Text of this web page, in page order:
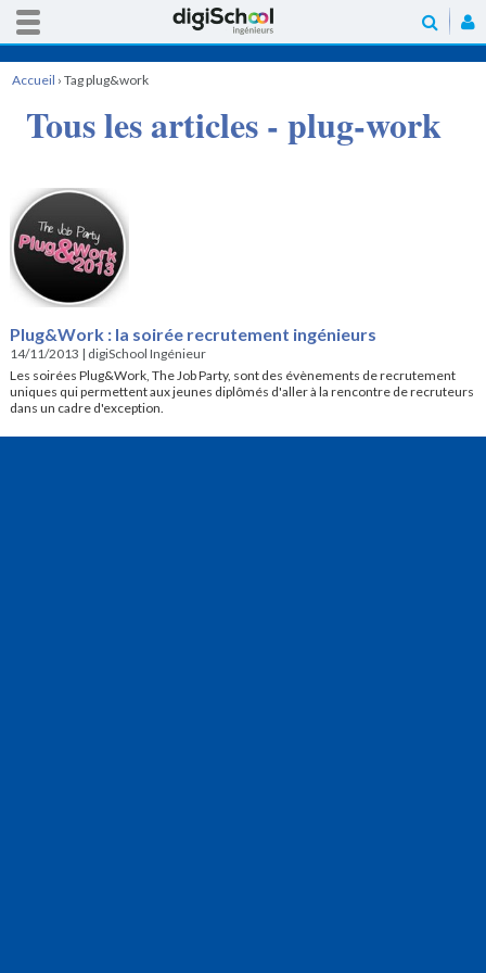
Accueil › Tag plug&work
Tous les articles - plug-work
Plug&Work : la soirée recrutement ingénieurs
14/11/2013 | digiSchool Ingénieur
Les soirées Plug&Work, The Job Party, sont des évènements de recrutement
uniques qui permettent aux jeunes diplômés d'aller à la rencontre de recruteurs
dans un cadre d'exception.